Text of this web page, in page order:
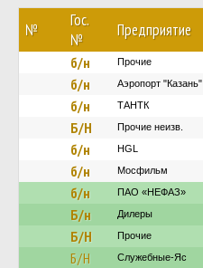
№
Гос.
№
Предприятие
б/н Прочие
б/н Аэропорт "Казань"
б/н ТАНТК
Б/Н Прочие неизв.
б/н HGL
б/н Мосфильм
б/н ПАО «НЕФАЗ»
Б/н Дилеры
Б/Н Прочие
Б/Н Служебные-Яс